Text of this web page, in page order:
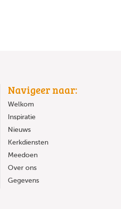
Navigeer naar:
Welkom
Inspiratie
Nieuws
Kerkdiensten
Meedoen
Over ons
Gegevens